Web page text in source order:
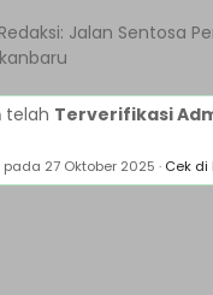
Jalan Sentosa
telah Terverifikasi
pada 27 Oktober 2025 · Cek di